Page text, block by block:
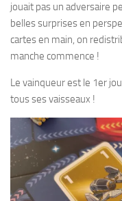
jouait pas un adversaire
belles surprises en
cartes en main, on
manche commence !
Le vainqueur est le 1er
tous ses vaisseaux !